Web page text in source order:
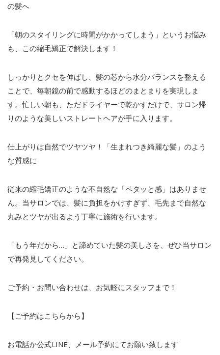
の髪へ
「朝のスタイリングに時間がかかってしまう」というお悩み
も、この縮毛矯正で解決します！
しっかりとクセを伸ばし、髪の芯から水分バランスを整える
ことで、毎朝鏡の前で感動するほどのまとまりを実現しま
す。忙しい朝も、ただドライヤーで乾かすだけで、サロン帰
りのような美しいストレートヘアが手に入ります。
仕上がりは自然でツヤツヤ！「生まれつき綺麗な髪」のよう
な質感に
従来の縮毛矯正のような不自然な「ペタッと感」はありませ
ん。当サロンでは、髪に負担をかけすぎず、毛先まで自然な
丸みとツヤが出るよう丁寧に施術を行います。
「もう年だから… 」と諦めていた髪の美しさを、ぜひ当サロン
で再発見してください。
ご予約・お問い合わせは、お気軽にスタッフまで！
【ご予約はこちらから】
お電話か公式LINE、メール予約にてお願い致します